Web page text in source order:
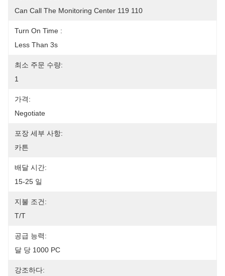
Can Call The Monitoring Center 119 110
Turn On Time :
Less Than 3s
최소 주문 수량:
1
가격:
Negotiate
포장 세부 사항:
카튼
배달 시간:
15-25 일
지불 조건:
T/T
공급 능력:
달 당 1000 PC
강조하다: